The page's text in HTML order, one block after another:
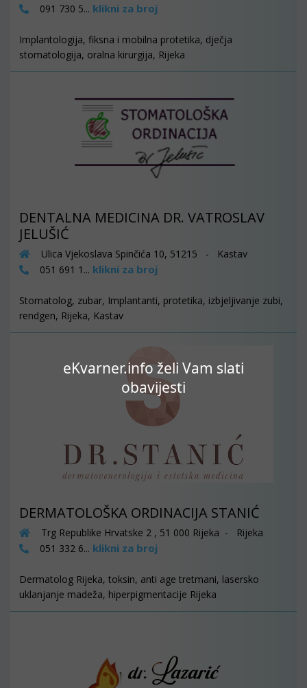
eKvarner.info želi Vam slati
obavijesti
091 730 5... klikni za broj
Implantologija, fiksna i mobilna protetika, dječja
stomatologija, oralna kirurgija, Rijeka
DENTALNA MEDICINA DR. VATROSLAV
JELUŠIĆ
Ulica Vjekoslava Spinčića 10, 51215 - Kastav
051 691 1... klikni za broj
Stomatolog, zubar, Implantanti, protetika, izbjeljivanje zubi,
rendgen, Rijeka, Kastav
DERMATOLOŠKA ORDINACIJA STANIĆ
Trg Republike Hrvatske 2 , 51 000 Rijeka - Rijeka
051 332 6... klikni za broj
Dermatolog Rijeka, toksin, anti age tretmani, lasersko
uklanjanje madeža, hiperpigmentacije Rijeka